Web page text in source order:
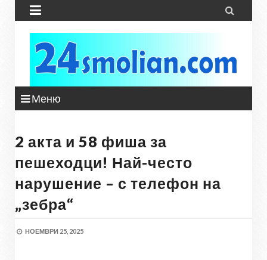
 
Меню
2 акта и 58 фиша за
пешеходци! Най-често
нарушение – с телефон на
„зебра“
НОЕМВРИ 25, 2025